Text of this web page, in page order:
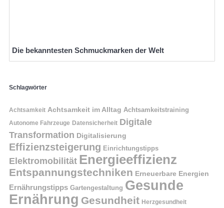
Die bekanntesten Schmuckmarken der Welt
Schlagwörter
Achtsamkeit Achtsamkeit im Alltag Achtsamkeitstraining
Autonome Fahrzeuge Datensicherheit Digitale
Transformation Digitalisierung
Effizienzsteigerung Einrichtungstipps
Elektromobilität Energieeffizienz
Entspannungstechniken Erneuerbare Energien
Ernährungstipps Gartengestaltung Gesunde
Ernährung Gesundheit Herzgesundheit